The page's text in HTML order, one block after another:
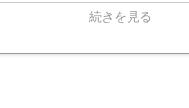
続きを見る